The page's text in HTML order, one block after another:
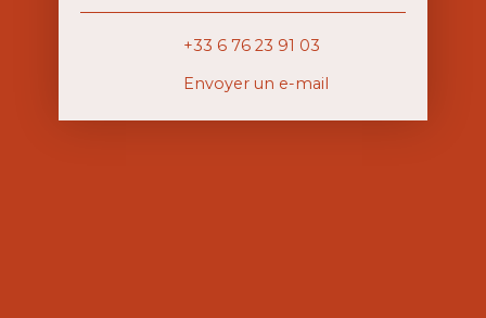
+33 6 76 23 91 03
Envoyer un e-mail